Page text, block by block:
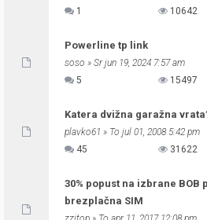
1
10642
Powerline tp link
soso » Sr jun 19, 2024 7:57 am
5
15497
Katera dvižna garažna
plavko61 » To jul 01, 2008 5:42 pm
45
31622
30% popust na izbrane BOB
brezplačna SIM